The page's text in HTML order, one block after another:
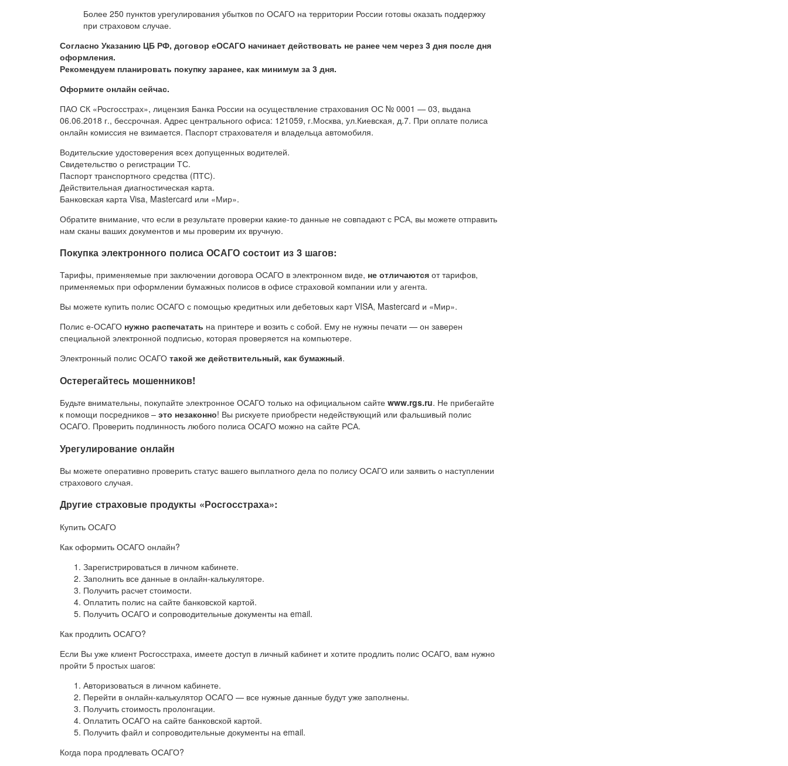
Более 250 пунктов урегулирования убытков по ОСАГО на территории России готовы оказать поддержку
при страховом случае.
Согласно Указанию ЦБ РФ, договор еОСАГО начинает действовать не ранее чем через 3 дня после дня
оформления.
Рекомендуем планировать покупку заранее, как минимум за 3 дня.
Оформите онлайн сейчас.
ПАО СК «Росгосстрах», лицензия Банка России на осуществление страхования ОС № 0001 — 03, выдана
06.06.2018 г., бессрочная. Адрес центрального офиса: 121059, г.Москва, ул.Киевская, д.7. При оплате полиса
онлайн комиссия не взимается. Паспорт страхователя и владельца автомобиля.
Водительские удостоверения всех допущенных водителей.
Свидетельство о регистрации ТС.
Паспорт транспортного средства (ПТС).
Действительная диагностическая карта.
Банковская карта Visa, Mastercard или «Мир».
Обратите внимание, что если в результате проверки какие-то данные не совпадают с РСА, вы можете отправить
нам сканы ваших документов и мы проверим их вручную.
Покупка электронного полиса ОСАГО состоит из 3 шагов:
Тарифы, применяемые при заключении договора ОСАГО в электронном виде, не отличаются от тарифов,
применяемых при оформлении бумажных полисов в офисе страховой компании или у агента.
Вы можете купить полис ОСАГО с помощью кредитных или дебетовых карт VISA, Mastercard и «Мир».
Полис е-ОСАГО нужно распечатать на принтере и возить с собой. Ему не нужны печати — он заверен
специальной электронной подписью, которая проверяется на компьютере.
Электронный полис ОСАГО такой же действительный, как бумажный.
Остерегайтесь мошенников!
Будьте внимательны, покупайте электронное ОСАГО только на официальном сайте www.rgs.ru. Не прибегайте
к помощи посредников – это незаконно! Вы рискуете приобрести недействующий или фальшивый полис
ОСАГО. Проверить подлинность любого полиса ОСАГО можно на сайте РСА.
Урегулирование онлайн
Вы можете оперативно проверить статус вашего выплатного дела по полису ОСАГО или заявить о наступлении
страхового случая.
Другие страховые продукты «Росгосстраха»:
Купить ОСАГО
Как оформить ОСАГО онлайн?
Зарегистрироваться в личном кабинете.
Заполнить все данные в онлайн-калькуляторе.
Получить расчет стоимости.
Оплатить полис на сайте банковской картой.
Получить ОСАГО и сопроводительные документы на email.
Как продлить ОСАГО?
Если Вы уже клиент Росгосстраха, имеете доступ в личный кабинет и хотите продлить полис ОСАГО, вам нужно
пройти 5 простых шагов:
Авторизоваться в личном кабинете.
Перейти в онлайн-калькулятор ОСАГО — все нужные данные будут уже заполнены.
Получить стоимость пролонгации.
Оплатить ОСАГО на сайте банковской картой.
Получить файл и сопроводительные документы на email.
Когда пора продлевать ОСАГО?